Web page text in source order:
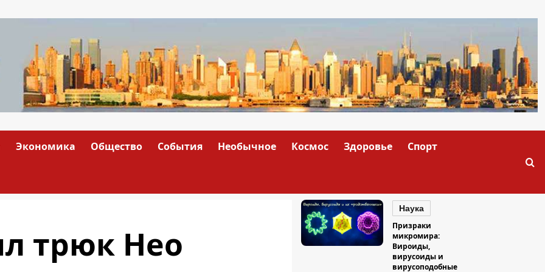
Экономика Общество События Необычное Космос Здоровье Спорт
трюк Нео
Наука
Призраки
микромира:
Вироиды,
вирусоиды и
вирусоподобные